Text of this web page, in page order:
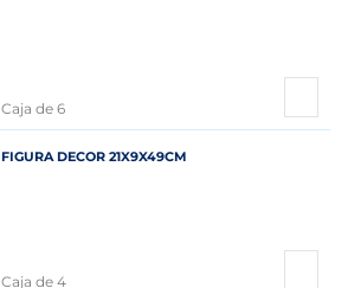
Caja de 6
FIGURA DECOR 21X9X49CM
Caja de 4